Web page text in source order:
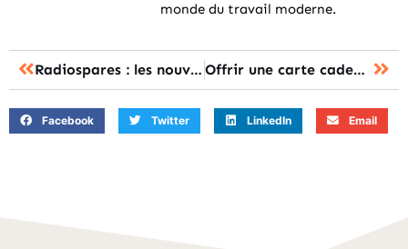
monde du travail moderne.
Radiospares : les nouveautés du catalogue pour se former aux technologies Offrir une carte cadeau Montessori : un cadeau à la fois éducatif et porteur de sens
Facebook Twitter LinkedIn Email